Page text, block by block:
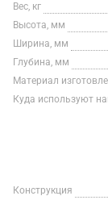
Вес, кг
Высота, мм
Ширина, мм
Глубина, мм
Материал
Куда используют
Конструкция